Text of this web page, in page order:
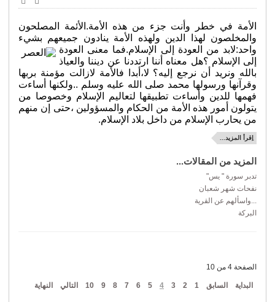
طباعة
البريد
الأمة في خطر وأنت جزء من هذه الأمة.الأئمة المصلحون
والمخلصون لهذا الدين ولهذه الأمة ينادون جميعهم بشيء
واحد:لابد من العودة إلى الإسلام.فما معنى العودة
إلى
الإسلام ؟هل معناه أننا ارتددنا عن ديننا والعياذ
بالله ونريد أن نرجع إليه؟ لا،أبدا فالأمة لازالت مؤمنة بربها
وقرآنها ورسولها محمد صلى الله عليه وسلم ..ولكنها أساءت
فهمها للدين وأساءت تطبيقها لتعاليم الإسلام وخصوصا من
يتولون أمور هذه الأمة من الحكام والمسؤولين ،حتى إن منهم
من يحارب الإسلام من داخل بلاد الإسلام.
اِقرأ المزيد...
المزيد من المقالات...
تدبر سورة " يس"
نفحات شهر شعبان
...واسألهم عن القرية
البركة
الصفحة 4 من 10
البداية السابق 1
2
3
4
5
6
7
8
9
10 التالي النهاية